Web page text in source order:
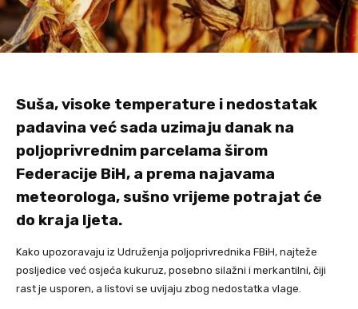
Suša, visoke temperature i nedostatak
padavina već sada uzimaju danak na
poljoprivrednim parcelama širom
Federacije BiH, a prema najavama
meteorologa, sušno vrijeme potrajat će
do kraja ljeta.
Kako upozoravaju iz Udruženja poljoprivrednika FBiH, najteže
posljedice već osjeća kukuruz, posebno silažni i merkantilni, čiji
rast je usporen, a listovi se uvijaju zbog nedostatka vlage.